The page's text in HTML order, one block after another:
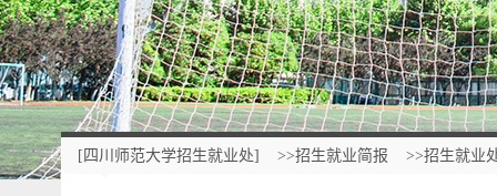
[四川师范大学招生就业处] >>招生就业简报 >>招生就业